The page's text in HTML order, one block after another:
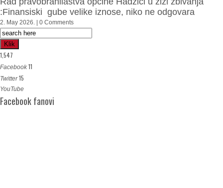
:Finansiski gube velike iznose, niko ne odgovara
2. May 2026. | 0 Comments
Klik
1,547
Facebook 11
Twitter 15
YouTube
Facebook fanovi